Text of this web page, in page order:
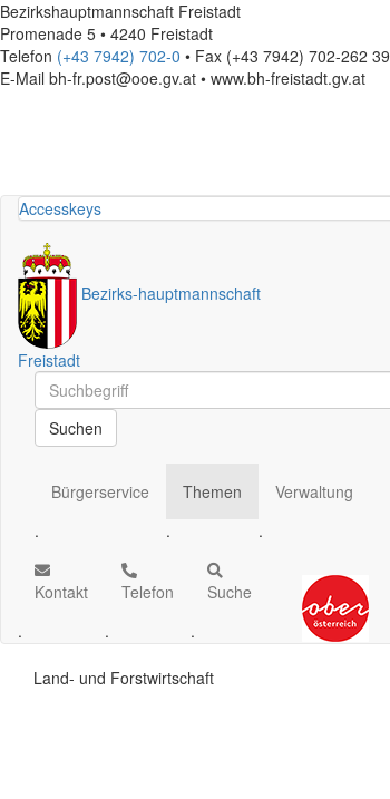
Bezirkshauptmannschaft Freistadt
Promenade 5 • 4240 Freistadt
Telefon (+43 7942) 702-0 • Fax (+43 7942) 702-262
E-Mail bh-fr.post@ooe.gv.at • www.bh-freistadt.gv.at
Accesskeys
Bezirks-hauptmannschaft
Freistadt
Schnellsuche
Schnellsuche
Suchen
Bürgerservice
.
Themen
.
Verwaltung
.
Kontakt
.
Telefon
.
Suche
.
Land- und Forstwirtschaft